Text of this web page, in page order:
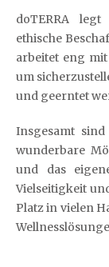
doTERRA
ethische
arbeitet eng
um
und geerntet
Insgesamt
wunderbare
und das
Vielseitigkeit
Platz in vielen